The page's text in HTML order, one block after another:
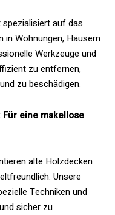
auf das
in Wohnungen, Häusern
Werkzeuge und
zu entfernen,
zu beschädigen.
eine makellose
alte Holzdecken
Unsere
Techniken und
sicher zu